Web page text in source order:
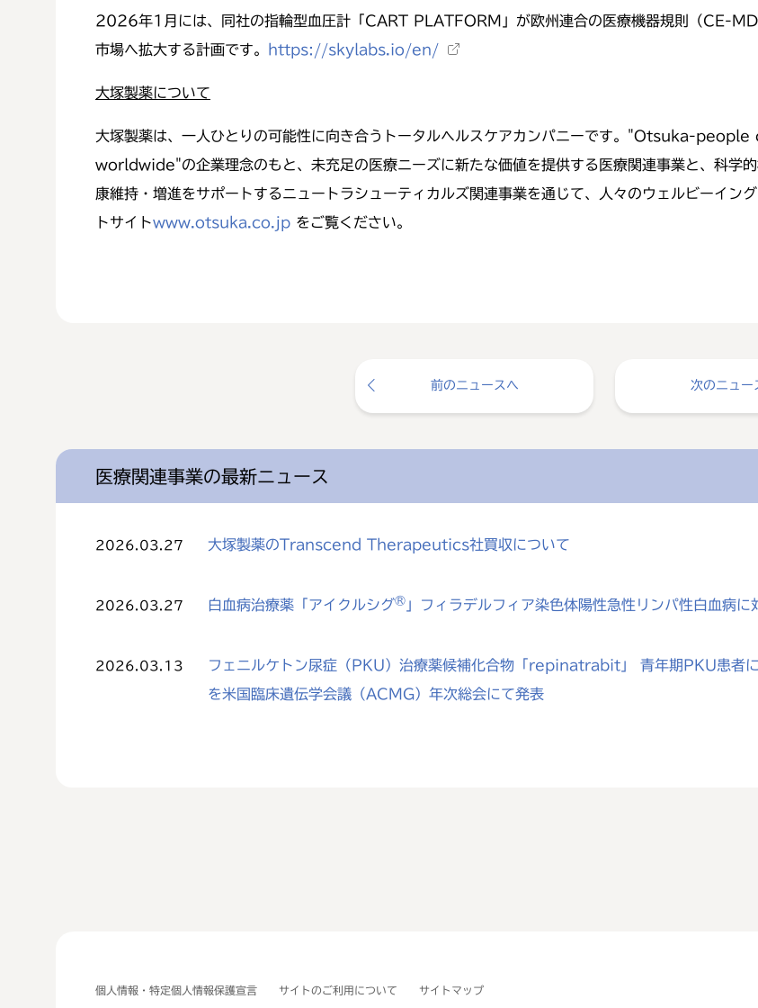
2026年1月には、同社の指輪型血圧計「CART PLATFORM」が欧州連合の医療機器規則（CE-
市場へ拡大する計画です。
https://skylabs.io/en/
大塚製薬について
大塚製薬は、一人ひとりの可能性に向き合うトータルヘルスケアカンパニーです。"Otsuka-
worldwide"の企業理念のもと、未充足の医療ニーズに新たな価値を提供する医療関連事業と、科学
康維持・増進をサポートするニュートラシューティカルズ関連事業を通じて、人々のウェルビーイン
トサイトwww.otsuka.co.jp をご覧ください。
前のニュースへ 次のニュー
医療関連事業の最新ニュース
2026.03.27 大塚製薬のTranscend Therapeutics社買収について
2026.03.27 白血病治療薬「アイクルシグ® 」フィラデルフィア染色体陽性急性リンパ性白血病
2026.03.13
フェニルケトン尿症（PKU）治療薬候補化合物「repinatrabit」 青年期PKU患者
を米国臨床遺伝学会議（ACMG）年次総会にて発表
個人情報・特定個人情報保護宣言 サイトのご利用について サイトマップ